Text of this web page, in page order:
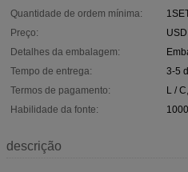
Quantidade de ordem mínima:
Preço:
USD
Detalhes da embalagem:
Tempo de entrega:
3-5
Termos de pagamento:
L /
Habilidade da fonte:
descrição